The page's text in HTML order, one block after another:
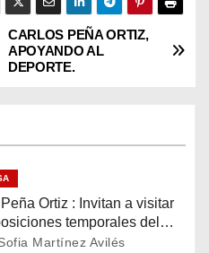
CARLOS PEÑA ORTIZ,
APOYANDO AL
DEPORTE.
Ortiz : Invitan a visitar
temporales del
Ferrocarril Reynosa
Martínez Avilés